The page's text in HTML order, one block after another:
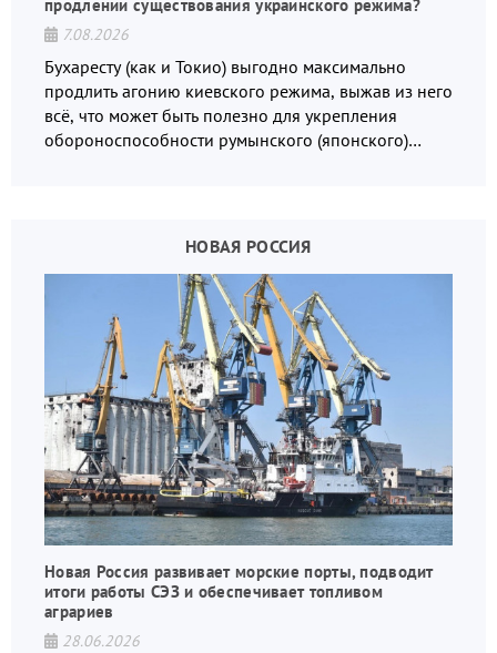
продлении существования украинского режима?
7.08.2026
Бухаресту (как и Токио) выгодно максимально
продлить агонию киевского режима, выжав из него
всё, что может быть полезно для укрепления
обороноспособности румынского (японского)
НОВАЯ РОССИЯ
Новая Россия развивает морские порты, подводит
итоги работы СЭЗ и обеспечивает топливом
аграриев
28.06.2026